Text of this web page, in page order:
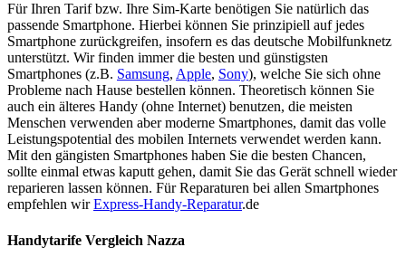
Für Ihren Tarif bzw. Ihre Sim-Karte benötigen Sie natürlich das
passende Smartphone. Hierbei können Sie prinzipiell auf jedes
Smartphone zurückgreifen, insofern es das deutsche Mobilfunknetz
unterstützt. Wir finden immer die besten und günstigsten
Smartphones (z.B. Samsung, Apple, Sony), welche Sie sich ohne
Probleme nach Hause bestellen können. Theoretisch können Sie
auch ein älteres Handy (ohne Internet) benutzen, die meisten
Menschen verwenden aber moderne Smartphones, damit das volle
Leistungspotential des mobilen Internets verwendet werden kann.
Mit den gängisten Smartphones haben Sie die besten Chancen,
sollte einmal etwas kaputt gehen, damit Sie das Gerät schnell wieder
reparieren lassen können. Für Reparaturen bei allen Smartphones
empfehlen wirExpress-Handy-Reparatur.de
Handytarife Vergleich Nazza